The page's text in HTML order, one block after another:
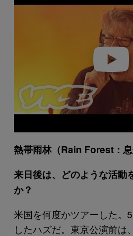
a
熱帯雨林（Rain Forest：息
来日後は、どのような活動
か？
米国を何度かツアーした。
したハズだ。東京公演前は